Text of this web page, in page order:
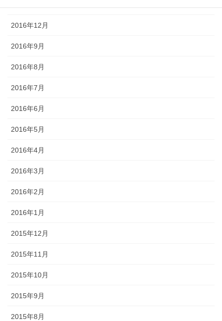
2016年12月
2016年9月
2016年8月
2016年7月
2016年6月
2016年5月
2016年4月
2016年3月
2016年2月
2016年1月
2015年12月
2015年11月
2015年10月
2015年9月
2015年8月